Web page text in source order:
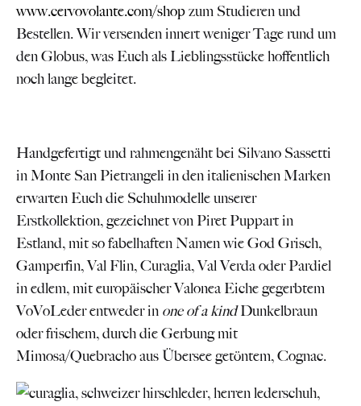
www.cervovolante.com/shopzum Studieren und
Bestellen. Wir versenden innert weniger Tage rund um
den Globus, was Euch als Lieblingsstücke hoffentlich
noch lange begleitet.
Handgefertigt und rahmengenäht bei Silvano Sassetti
in Monte San Pietrangeli in den italienischen Marken
erwarten Euch die Schuhmodelle unserer
Erstkollektion, gezeichnet von Piret Puppart in
Estland, mit so fabelhaften Namen wie God Grisch,
Gamperfin, Val Flin, Curaglia, Val Verda oder Pardiel
in edlem, mit europäischer Valonea Eiche gegerbtem
VoVoLeder entweder in one of a kindDunkelbraun
oder frischem, durch die Gerbung mit
Mimosa/Quebracho aus Übersee getöntem, Cognac.